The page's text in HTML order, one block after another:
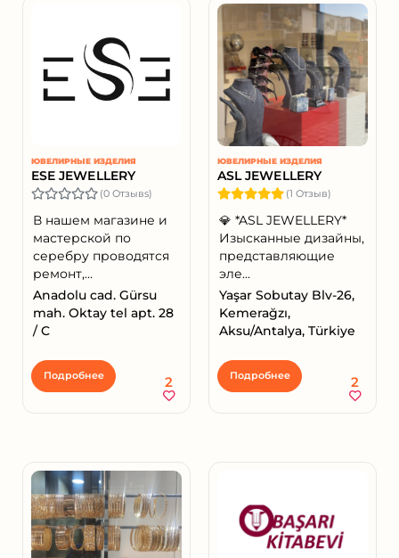
ЮВЕЛИРНЫЕ ИЗДЕЛИЯ
ESE JEWELLERY
(0 Отзывs)
В нашем магазине и
мастерской по
серебру проводятся
ремонт,...
Anadolu cad. Gürsu
mah. Oktay tel apt. 28
/ C
Подробнее 2
ЮВЕЛИРНЫЕ ИЗДЕЛИЯ
ASL JEWELLERY
(1 Отзыв)
💎 *ASL JEWELLERY*
Изысканные дизайны,
представляющие
эле...
Yaşar Sobutay Blv-26,
Kemerağzı,
Aksu/Antalya, Türkiye
Подробнее 2